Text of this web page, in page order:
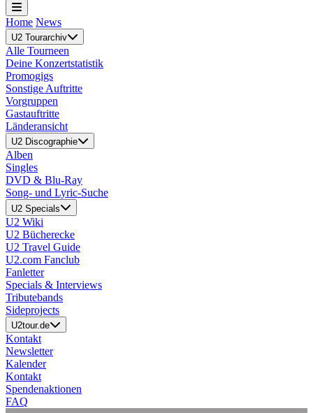
Home News
U2 Tourarchiv
Alle Tourneen
Deine Konzertstatistik
Promogigs
Sonstige Auftritte
Vorgruppen
Gastauftritte
Länderansicht
U2 Discographie
Alben
Singles
DVD & Blu-Ray
Song- und Lyric-Suche
U2 Specials
U2 Wiki
U2 Bücherecke
U2 Travel Guide
U2.com Fanclub
Fanletter
Specials & Interviews
Tributebands
Sideprojects
U2tour.de
Kontakt
Newsletter
Kalender
Kontakt
Spendenaktionen
FAQ